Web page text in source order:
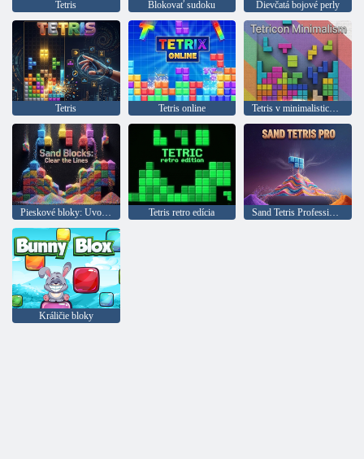
Tetris Blokovať sudoku Dievčatá bojové perly
Tetris Tetris online Tetris v minimalistickom štýle
Tetris retro edícia
Králičie bloky